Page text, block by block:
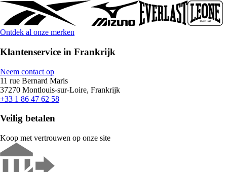
Ontdek al onze merken
Klantenservice in Frankrijk
Neem contact op
11 rue Bernard Maris
37270 Montlouis-sur-Loire, Frankrijk
+33 1 86 47 62 58
Veilig betalen
Koop met vertrouwen op onze site